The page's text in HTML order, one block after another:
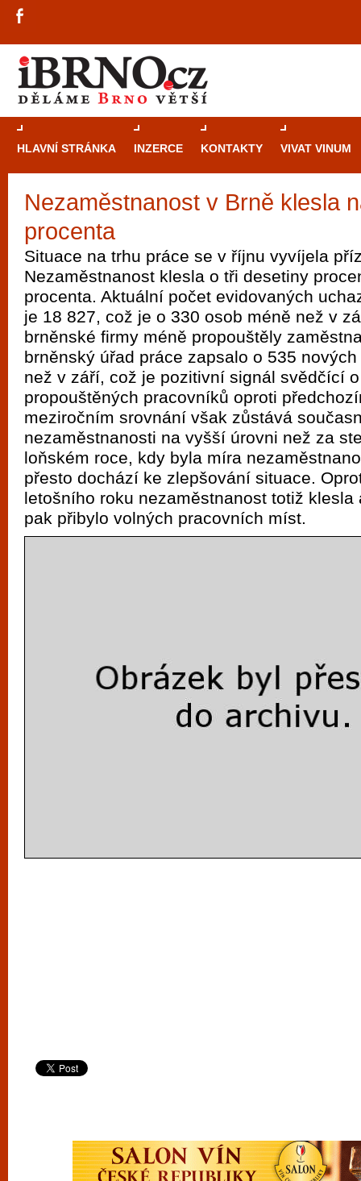
HLAVNÍ STRÁNKA INZERCE KONTAKTY VIVAT VINUM
Nezaměstnanost v Brně klesla
procenta
Situace na trhu práce se v říjnu vyvíjela
Nezaměstnanost klesla o tři desetiny
procenta. Aktuální počet evidovaných
je 18 827, což je o 330 osob méně než v
brněnské firmy méně propouštěly
brněnský úřad práce zapsalo o 535
než v září, což je pozitivní signál svědčící
propouštěných pracovníků oproti
meziročním srovnání však zůstává
nezaměstnanosti na vyšší úrovni než za
loňském roce, kdy byla míra
přesto dochází ke zlepšování situace.
letošního roku nezaměstnanost totiž klesla
pak přibylo volných pracovních míst.
Průvodce
automaty
Brno je
zajímavé
restaurace,
Mimo jiné je ale také místem, kde si
vyzkoušet různé kasinové hry. V
metropoli naleznete širokou nabídku her
po moderní automaty jak pro pravidelné
příležitostné hráče. V...